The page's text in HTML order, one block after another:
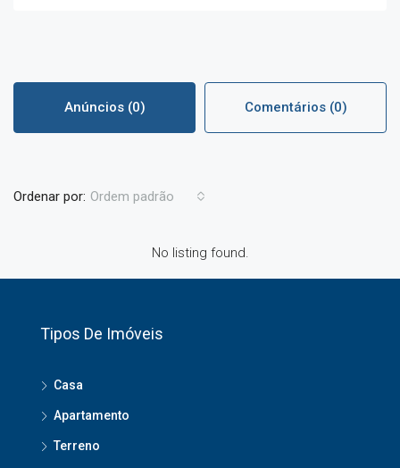
Anúncios (0) Comentários (0)
Ordenar por: Ordem padrão
No listing found.
Tipos De Imóveis
Casa
Apartamento
Terreno